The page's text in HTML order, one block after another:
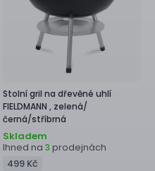
Stolní gril na dřevěné uhlí
FIELDMANN , zelená/
černá/stříbrná
Skladem
Ihned na 3 prodejnách
499 Kč